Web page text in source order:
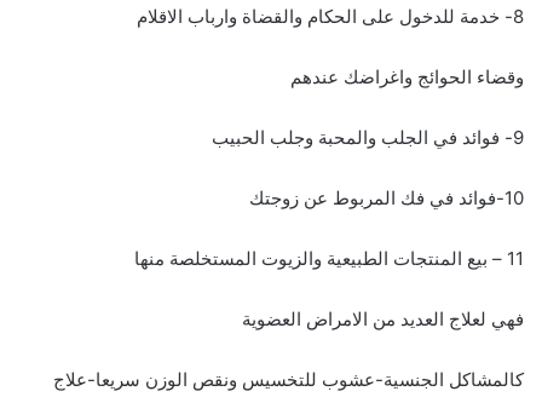
8- خدمة للدخول على الحكام والقضاة وارباب الاقلام
وقضاء الحوائج واغراضك عندهم
9- فوائد في الجلب والمحبة وجلب الحبيب
10-فوائد في فك المربوط عن زوجتك
11 – بيع المنتجات الطبيعية والزيوت المستخلصة منها
فهي لعلاج العديد من الامراض العضوية
كالمشاكل الجنسية-عشوب للتخسيس ونقص الوزن سريعا-علاج